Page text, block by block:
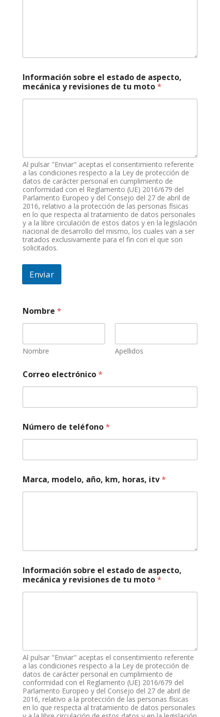
Información sobre el estado de aspecto,
mecánica y revisiones de tu moto*
Al pulsar "Enviar" aceptas el consentimiento referente
a las condiciones respecto a la Ley de protección de
datos de carácter personal en cumplimiento de
conformidad con el Reglamento (UE) 2016/679 del
Parlamento Europeo y del Consejo del 27 de abril de
2016, relativo a la protección de las personas físicas
en lo que respecta al tratamiento de datos personales
y a la libre circulación de estos datos y en la legislación
nacional de desarrollo del mismo, los cuales van a ser
tratados exclusivamente para el fin con el que son
solicitados.
Enviar
Nombre *
Nombre Apellidos
Correo electrónico*
Número de teléfono*
s
o
Marca, modelo, año, km, horas, itv*
Información sobre el estado de aspecto,
mecánica y revisiones de tu moto*
Al pulsar "Enviar" aceptas el consentimiento referente
a las condiciones respecto a la Ley de protección de
datos de carácter personal en cumplimiento de
conformidad con el Reglamento (UE) 2016/679 del
Parlamento Europeo y del Consejo del 27 de abril de
2016, relativo a la protección de las personas físicas
en lo que respecta al tratamiento de datos personales